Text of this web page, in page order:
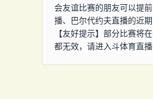
会友谊比赛的朋友可以提
播、巴尔代约夫直播的近
【友好提示】部分比赛将
都无效，请进入斗体育直